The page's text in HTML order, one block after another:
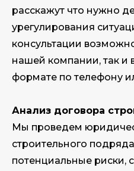
расскажут что нужно
урегулирования
консультации
нашей компании, так и
формате по телефону
Анализ договора
Мы проведем
строительного
потенциальные риски,